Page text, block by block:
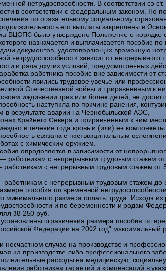
нетрудоспособности. В соответствии со
в соответствии с федеральным законом. Но
по обязательному социальному
его выплаты закреплены в
ВЦСПС было утверждено Положение о порядке
назначается и выплачивается пособие
документов, удостоверяющих временную
нетрудоспособности зависит от
и ряда других условий, предусмотренных
работника пособие вне зависимости от
явились трудовое увечье или
Отечественной войны и приравненным к
иждивении трех или более детей, не
наступила по причине ранения,
в результате аварии на Чернобыльской АЭС,
Крайнего Севера и приравненным к ним
в течение года кровь и (или) ее
связана с поствакцинальным
с химическим оружием.
определяется в зависимости от
— работникам с непрерывным трудовым стажем
работникам с непрерывным трудовым стажем
работникам с непрерывным трудовым стажем до
пособия по временной
минимального размера оплаты труда. Исходя
и по беременности и родам
38 250 руб.
ограничения размера пособия по
Федерации на 2002 год”
несчастном случае на производстве и
на производстве либо профессионального
расходы на медицинскую,
работникам гарантий и компенсаций в